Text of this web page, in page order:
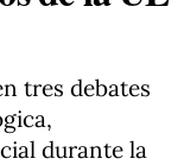
tres debates
durante la